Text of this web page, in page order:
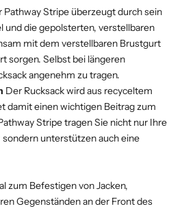
Pathway Stripe überzeugt durch sein
und die gepolsterten, verstellbaren
mit dem verstellbaren Brustgurt
sorgen. Selbst bei längeren
angenehm zu tragen.
Der Rucksack wird aus recyceltem
damit einen wichtigen Beitrag zum
Stripe tragen Sie nicht nur Ihre
sondern unterstützen auch eine
zum Befestigen von Jacken,
Gegenständen an der Front des